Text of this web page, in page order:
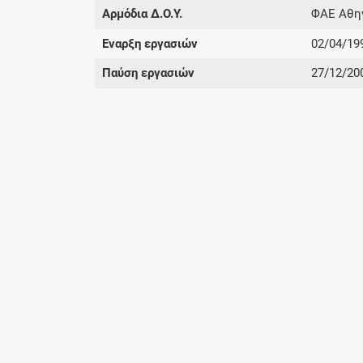
Αρμόδια Δ.Ο.Υ. ΦΑΕ
Έναρξη εργασιών 02/04/
Παύση εργασιών 27/12/